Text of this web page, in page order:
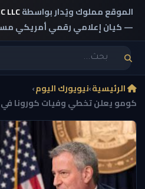
الموقع مملوك ويُدار بواسطةLLC
— كيان إعلامي رقمي أمريكي
الرئيسية›نيويورك اليوم›
كومو يعلن تخطي وفيات كورونا في